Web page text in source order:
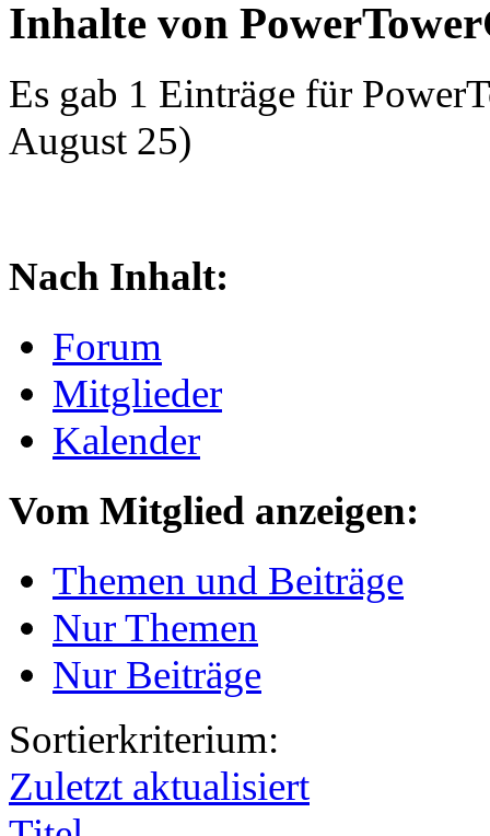
Inhalte von
Es gab 1 Einträge für
August 25)
Nach Inhalt:
Forum
Mitglieder
Kalender
Vom Mitglied anzeigen:
Themen und Beiträge
Nur Themen
Nur Beiträge
Sortierkriterium:
Zuletzt aktualisiert